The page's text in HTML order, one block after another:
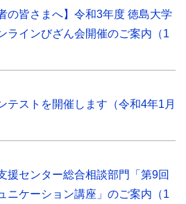
の皆さまへ】令和3年度 徳島大学
ラインびざん会開催のご案内（1
テストを開催します（令和4年1月
援センター総合相談部門「第9回
ニケーション講座」のご案内（1